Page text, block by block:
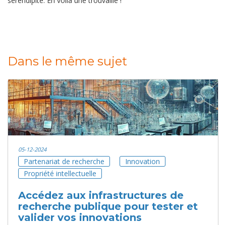
Dans le même sujet
05-12-2024
Partenariat de recherche
Innovation
Propriété intellectuelle
Accédez aux infrastructures de
recherche publique pour tester et
valider vos innovations